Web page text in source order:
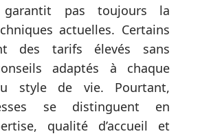
garantit pas toujours la
actuelles. Certains
des tarifs élevés sans
adaptés à chaque
style de vie. Pourtant,
se distinguent en
qualité d’accueil et